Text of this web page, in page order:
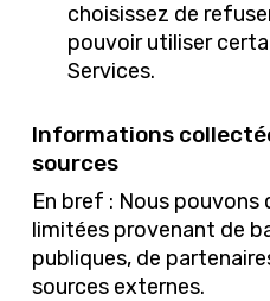
choisissez de
pouvoir utiliser
Services.
Informations
sources
En bref : Nous
limitées provenant de
publiques, de
sources externes.